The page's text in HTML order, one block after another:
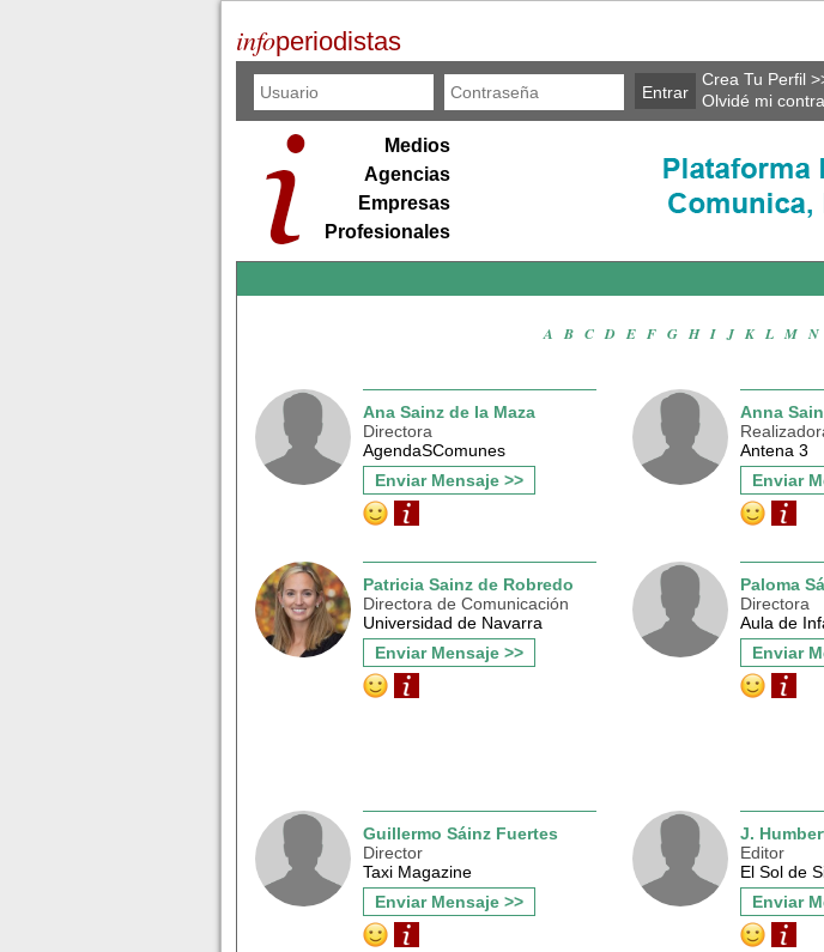
infoperiodistas
Crea Tu Perfil
Olvidé mi
Medios
Agencias
Empresas
Profesionales
A B C ·D E F G H·I ·J K· L ·M ·N
Ana Sainz de la Maza
Directora
AgendaSComunes
Enviar Mensaje >>
Anna
Antena 3
Enviar
Patricia Sainz de Robredo
Directora de Comunicación
Universidad de Navarra
Enviar Mensaje >>
Paloma
Directora
Aula de
Enviar
Guillermo Sáinz Fuertes
Director
Taxi Magazine
Enviar Mensaje >>
J.
Editor
El Sol de
Enviar